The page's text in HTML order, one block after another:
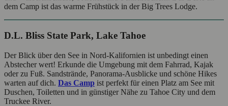
dem Camp ist das warme Frühstück in der Big Trees Lodge.
D.L. Bliss State Park, Lake Tahoe
Der Blick über den See in Nord-Kalifornien ist unbedingt einen
Abstecher wert! Erkunde die Umgebung mit dem Fahrrad, Kajak
oder zu Fuß. Sandstrände, Panorama-Ausblicke und schöne Hikes
warten auf dich. Das Camp ist perfekt für einen Platz am See mit
Duschen, Toiletten und in günstiger Nähe zu Tahoe City und dem
Truckee River.